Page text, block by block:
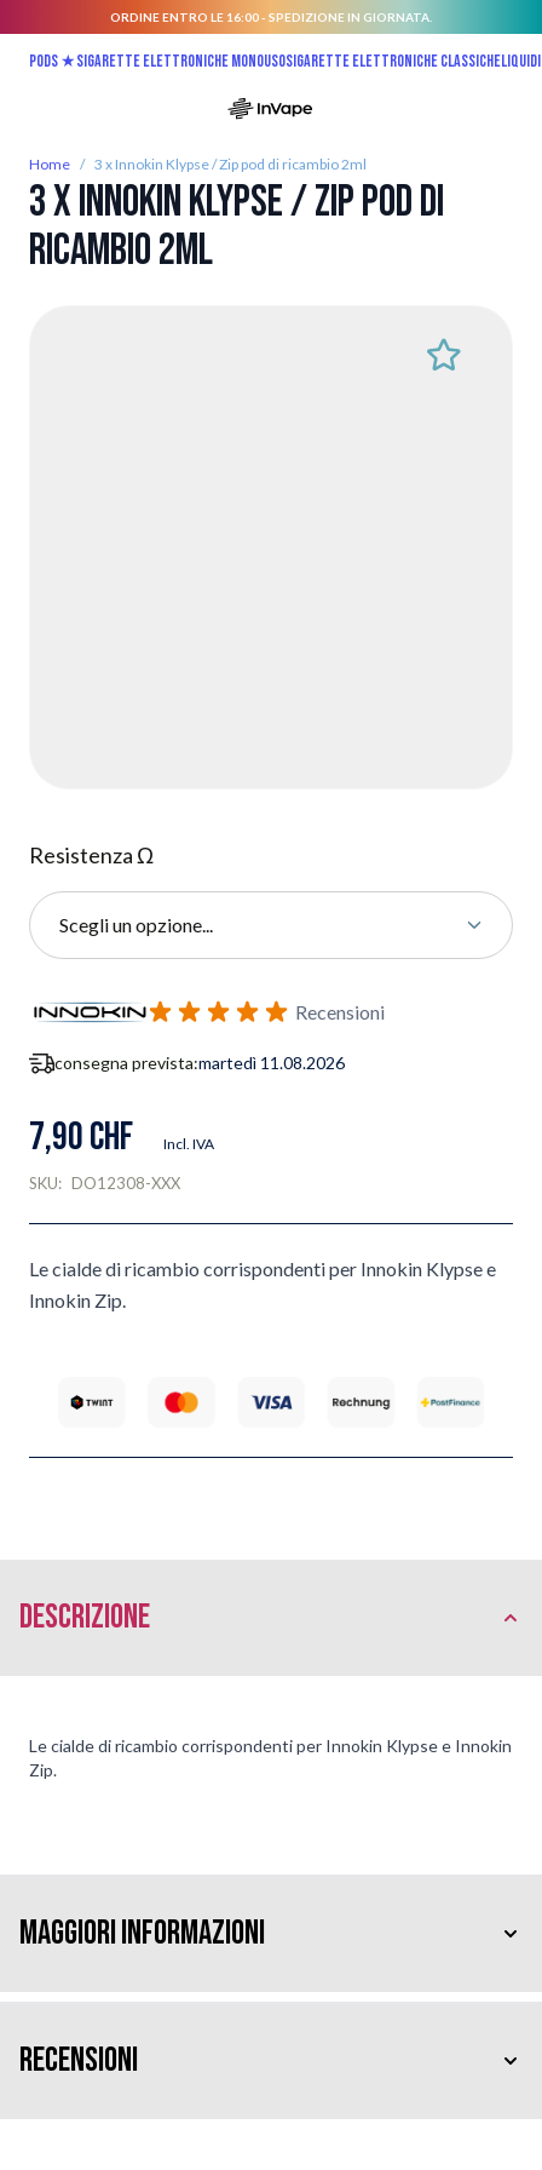
ORDINE ENTRO LE 16:00 - SPEDIZIONE IN GIORNATA.
Pods ★Sigarette elettroniche monousoSigarette elettroniche classiche
Home / 3 x Innokin Klypse / Zip pod di ricambio 2ml
3 x Innokin Klypse / Zip pod di
ricambio 2ml
Resistenza Ω
Scegli un opzione...
Iscriviti al modulo di notifica ritorno in stock
Recensioni
consegna prevista:martedì 11.08.2026
7,90 CHF Incl. IVA
SKU: DO12308-XXX
Le cialde di ricambio corrispondenti per Innokin Klypse e
Innokin Zip.
Descrizione
Le cialde di ricambio corrispondenti per Innokin Klypse e Innokin
Zip.
Maggiori Informazioni
Recensioni